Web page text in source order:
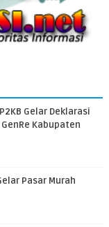
Gelar Deklarasi
Kabupaten
Pasar Murah